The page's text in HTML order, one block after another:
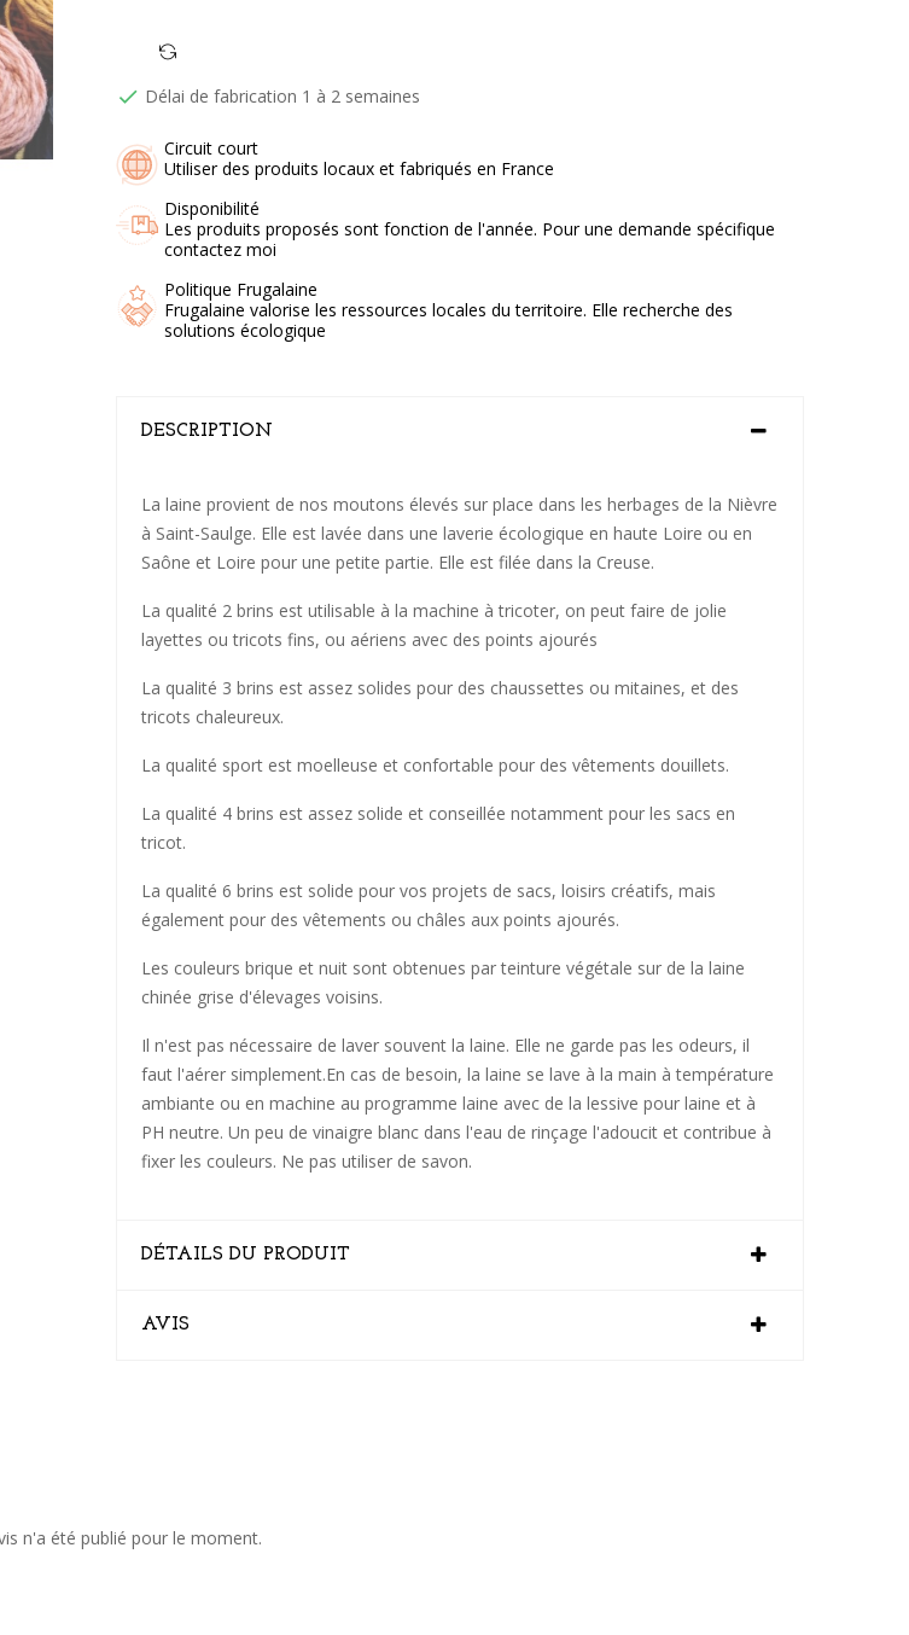
 Délai de fabrication 1 à 2 semaines
Circuit court
Utiliser des produits locaux et fabriqués en France
Disponibilité
Les produits proposés sont fonction de l'année. Pour une demande spécifique
contactez moi
Politique Frugalaine
Frugalaine valorise les ressources locales du territoire. Elle recherche des
solutions écologique
DESCRIPTION
La laine provient de nos moutons élevés sur place dans les herbages de la Nièvre
à Saint-Saulge. Elle est lavée dans une laverie écologique en haute Loire ou en
Saône et Loire pour une petite partie. Elle est filée dans la Creuse.
La qualité 2 brins est utilisable à la machine à tricoter, on peut faire de jolie
layettes ou tricots fins, ou aériens avec des points ajourés
La qualité 3 brins est assez solides pour des chaussettes ou mitaines, et des
tricots chaleureux.
La qualité sport est moelleuse et confortable pour des vêtements douillets.
La qualité 4 brins est assez solide et conseillée notamment pour les sacs en
tricot.
La qualité 6 brins est solide pour vos projets de sacs, loisirs créatifs, mais
également pour des vêtements ou châles aux points ajourés.
Les couleurs brique et nuit sont obtenues par teinture végétale sur de la laine
chinée grise d'élevages voisins.
Il n'est pas nécessaire de laver souvent la laine. Elle ne garde pas les odeurs, il
faut l'aérer simplement.En cas de besoin, la laine se lave à la main à température
ambiante ou en machine au programme laine avec de la lessive pour laine et à
PH neutre. Un peu de vinaigre blanc dans l'eau de rinçage l'adoucit et contribue à
fixer les couleurs. Ne pas utiliser de savon.
DÉTAILS DU PRODUIT
AVIS
n'a été publié pour le moment.